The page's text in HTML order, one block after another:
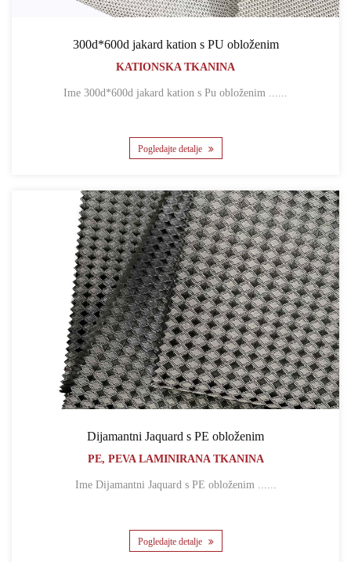
300d*600d jakard kation s PU obloženim
KATIONSKA TKANINA
Pogledajte detalje
Dijamantni Jaquard s PE obloženim
PE, PEVA LAMINIRANA TKANINA
Ime Dijamantni Jaquard s PE obloženim ......
Pogledajte detalje